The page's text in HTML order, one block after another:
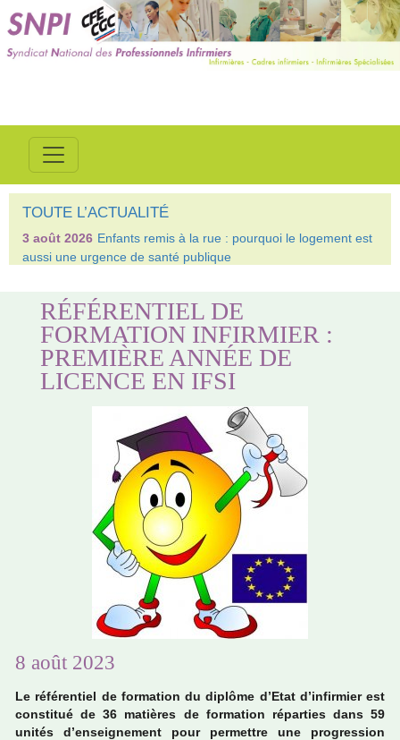
TOUTE L’ACTUALITÉ
3 août 2026 Enfants remis à la rue : pourquoi le logement est
aussi une urgence de santé publique
RÉFÉRENTIEL DE
FORMATION INFIRMIER :
PREMIÈRE ANNÉE DE
LICENCE EN IFSI
8 août 2023
Le réfé­ren­tiel de for­ma­tion du diplôme d’Etat d’infir­mier est
cons­ti­tué de 36 matiè­res de for­ma­tion répar­ties dans 59
unités d’ensei­gne­ment pour per­met­tre une pro­gres­sion